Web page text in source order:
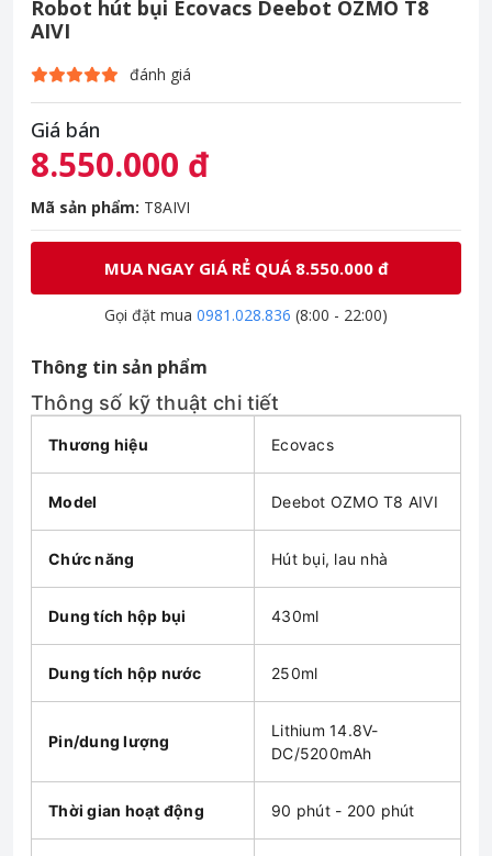
Robot hút bụi Ecovacs Deebot OZMO T8
AIVI
đánh giá
Giá bán
8.550.000 đ
Mã sản phẩm: T8AIVI
MUA NGAY GIÁ RẺ QUÁ 8.550.000 đ
Gọi đặt mua 0981.028.836 (8:00 - 22:00)
Thông tin sản phẩm
Thông số kỹ thuật chi tiết
Thương hiệu Ecovacs
Model Deebot OZMO T8 AIVI
Chức năng Hút bụi, lau nhà
Dung tích hộp bụi 430ml
Dung tích hộp nước 250ml
Pin/dung lượng
Lithium 14.8V-
DC/5200mAh
Thời gian hoạt động 90 phút - 200 phút